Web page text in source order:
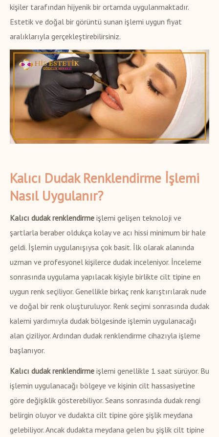
kişiler tarafından hijyenik bir ortamda uygulanmaktadır.
Estetik ve doğal bir görüntü sunan işlemi uygun fiyat
aralıklarıyla gerçekleştirebilirsiniz.
Kalıcı Dudak Renklendirme İşlemi
Nasıl Uygulanır?
Kalıcı dudak renklendirme işlemi gelişen teknoloji ve
şartlarla beraber oldukça kolay ve acı hissi minimum bir hale
geldi. İşlemin uygulanışıysa çok basit. İlk olarak alanında
uzman ve profesyonel kişilerce dudak inceleniyor. İnceleme
sonrasında uygulama yapılacak kişiyle birlikte cilt tipine en
uygun renk seçiliyor. Genellikle birkaç renk karıştırılarak nude
ve doğal bir renk oluşturuluyor. Renk seçimi sonrasında dudak
kalemi yardımıyla dudak bölgesinde işlemin uygulanacağı
alan çiziliyor. Ardından dudak renklendirme cihazıyla işleme
başlanıyor.
Kalıcı dudak renklendirme işlemi genellikle 1 saat sürüyor. Bu
işlemin uygulanacağı bölgeye ve kişinin cilt hassasiyetine
göre değişiklik gösterebiliyor. Seans sonrasında dudak rengi
belirgin oluyor ve dudakta cilt tipine göre şişlik meydana
gelebiliyor. Ancak dudakta meydana gelen bu şişlik cilt tipine